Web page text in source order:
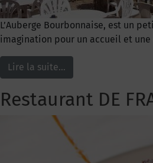
L’Auberge Bourbonnaise, est un
imagination pour un accueil et une
Lire la suite…
Restaurant DE